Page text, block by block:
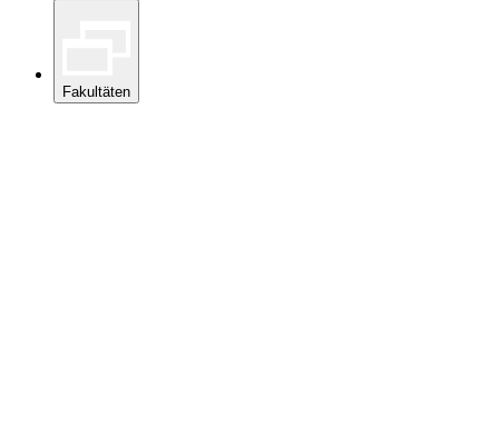
Fakultäten